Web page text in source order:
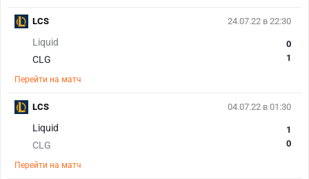
24.07.22 в 22:30
Liquid
CLG
0
1
Перейти на матч
LCS
04.07.22 в 01:30
Liquid
CLG
1
0
Перейти на матч
LCS